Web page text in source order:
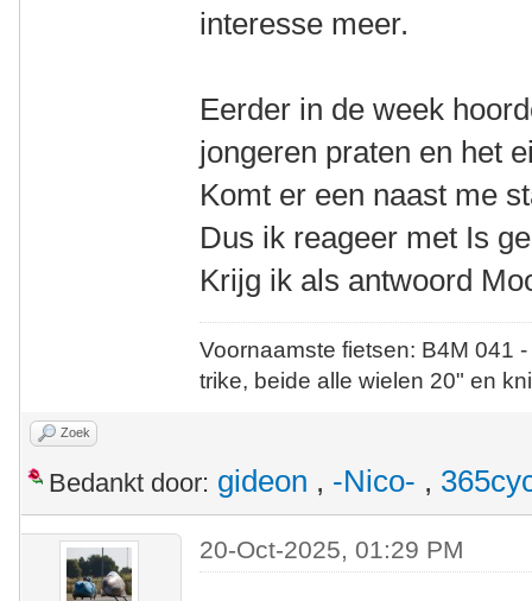
interesse meer.
Eerder in de week
jongeren praten en het
Komt er een naast me
Dus ik reageer met Is
Krijg ik als antwoord
Voornaamste fietsen: B4M
trike, beide alle wielen 20" en
Zoek
Bedankt door: gideon , -Nico- ,
20-Oct-2025, 01:29 PM